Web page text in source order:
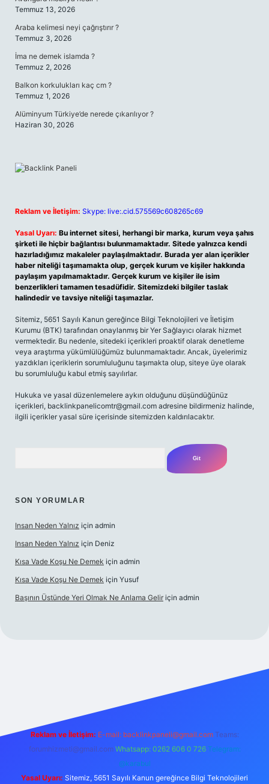
Temmuz 13, 2026
Araba kelimesi neyi çağrıştırır ?
Temmuz 3, 2026
İma ne demek islamda ?
Temmuz 2, 2026
Balkon korkulukları kaç cm ?
Temmuz 1, 2026
Alüminyum Türkiye’de nerede çıkarılıyor ?
Haziran 30, 2026
Reklam ve İletişim: Skype: live:.cid.575569c608265c69
Yasal Uyarı: Bu internet sitesi, herhangi bir marka, kurum veya şahıs
şirketi ile hiçbir bağlantısı bulunmamaktadır. Sitede yalnızca kendi
hazırladığımız makaleler paylaşılmaktadır. Burada yer alan içerikler
haber niteliği taşımamakta olup, gerçek kurum ve kişiler hakkında
paylaşım yapılmamaktadır. Gerçek kurum ve kişiler ile isim
benzerlikleri tamamen tesadüfidir. Sitemizdeki bilgiler taslak
halindedir ve tavsiye niteliği taşımazlar.
Sitemiz, 5651 Sayılı Kanun gereğince Bilgi Teknolojileri ve İletişim
Kurumu (BTK) tarafından onaylanmış bir Yer Sağlayıcı olarak hizmet
vermektedir. Bu nedenle, sitedeki içerikleri proaktif olarak denetleme
veya araştırma yükümlülüğümüz bulunmamaktadır. Ancak, üyelerimiz
yazdıkları içeriklerin sorumluluğunu taşımakta olup, siteye üye olarak
bu sorumluluğu kabul etmiş sayılırlar.
Hukuka ve yasal düzenlemelere aykırı olduğunu düşündüğünüz
içerikleri, backlinkpanelicomtr@gmail.com adresine bildirmeniz halinde,
ilgili içerikler yasal süre içerisinde sitemizden kaldırılacaktır.
SON YORUMLAR
Insan Neden Yalnız için admin
Insan Neden Yalnız için Deniz
Kısa Vade Koşu Ne Demek için admin
Kısa Vade Koşu Ne Demek için Yusuf
Başının Üstünde Yeri Olmak Ne Anlama Gelir için admin
Reklam ve İletişim: E-mail: backlinkpaneli@gmail.com Teams:
forumhizmeti@gmail.com Whatsapp: 0262 606 0 726 Telegram:
@karabul
Yasal Uyarı: Sitemiz, 5651 Sayılı Kanun gereğince Bilgi Teknolojileri